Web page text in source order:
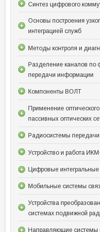
Синтез цифрового
Основы построения
интеграцией служб
Методы контроля и
Разделение каналов по
передачи информации
Компоненты ВОЛТ
Применение
пассивных оптических
Радиосистемы
Устройство и работа
Цифровые интегральные
Мобильные системы
Устройства
системах подвижной
Направляющие системы